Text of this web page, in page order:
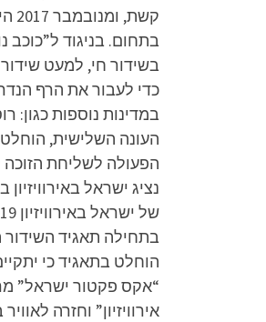
בתחום. בניגוד
בשידור חי, למעט
העונה השלישית,
הפעולה לשליחת הזוכה
הוחלט בתאגיד כי